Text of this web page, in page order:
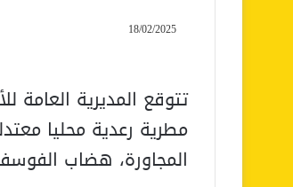
18/02/2025
تتوقع المديرية العامة
مطرية رعدية محليا
المجاورة، هضاب